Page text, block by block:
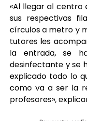
«Al llegar al centro
sus respectivas
círculos a metro y
tutores les
la entrada, se
desinfectante y se
explicado todo lo
como va a ser la
profesores»,